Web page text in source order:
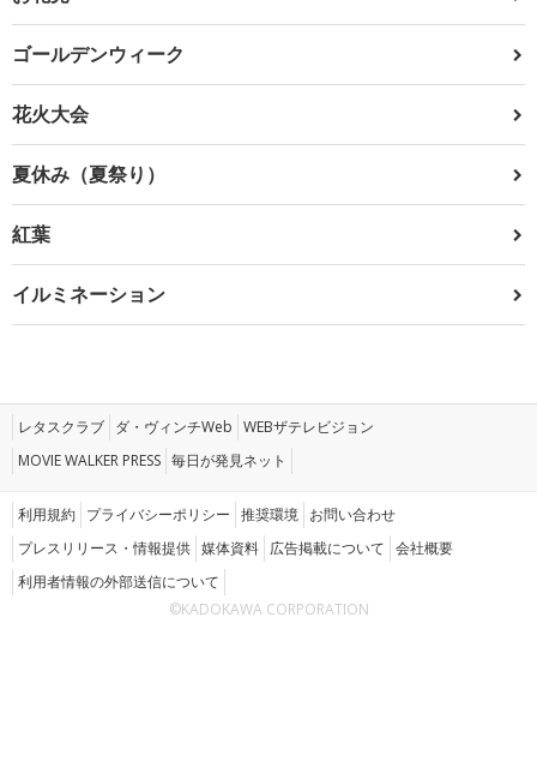
ゴールデンウィーク
花火大会
夏休み（夏祭り）
紅葉
イルミネーション
レタスクラブ ダ・ヴィンチWeb WEBザテレビジョン
MOVIE WALKER PRESS 毎日が発見ネット
利用規約 プライバシーポリシー 推奨環境 お問い合わせ
プレスリリース・情報提供 媒体資料 広告掲載について 会社概要
利用者情報の外部送信について
©KADOKAWA CORPORATION